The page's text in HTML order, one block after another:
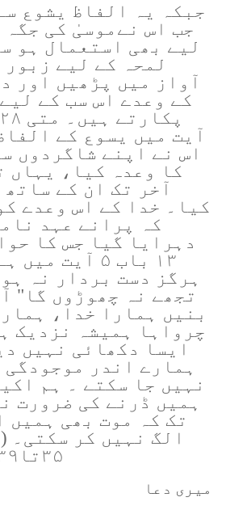
جبکہ یہ الفاظ یشوع
جب اس نےموسیٰ کی
لیے بھی استعمال ہو
آواز میں پڑھیں اور
کے وعدے اس سب کے
آیت میں یسوع کے
اس نے اپنے شاگردوں
کا وعدہ کیا، یہاں
آخر تک ان کے ساتھ
کیا۔ خدا کے اس وعدے
کہ پرانے عہد
دہرایا گیا جس کا
۱۳ باب ۵ آیت
ہرگز دست بردار نہ
تجھے نہ چھوڑوں گا"
بنیں ہمارا خدا،
چرواہا ہمیشہ نزدیک
ایسا دکھائی نہیں
ہمارے اندر
نہیں جا سکتے ۔ ہم
ہمیں ڈرنے کی ضرورت
تک کہ موت بھی ہمیں
۳۵تا۳۹ آیت دیکھیں)
میری دعا